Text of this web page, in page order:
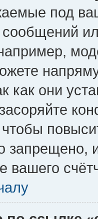
под
как они
чтобы
запрещено,
вашего